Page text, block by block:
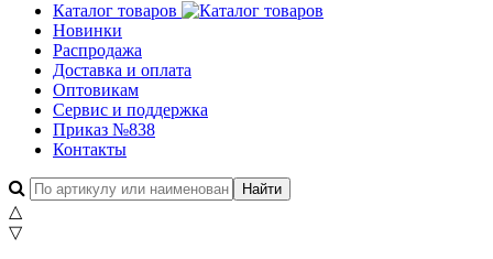
Каталог товаров
Новинки
Распродажа
Доставка и оплата
Оптовикам
Сервис и поддержка
Приказ №838
Контакты
△
▽